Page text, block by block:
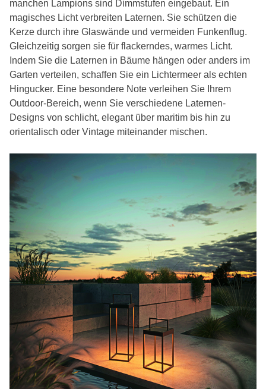
manchen Lampions sind Dimmstufen eingebaut. Ein
magisches Licht verbreiten Laternen. Sie schützen die
Kerze durch ihre Glaswände und vermeiden Funkenflug.
Gleichzeitig sorgen sie für flackerndes, warmes Licht.
Indem Sie die Laternen in Bäume hängen oder anders im
Garten verteilen, schaffen Sie ein Lichtermeer als echten
Hingucker. Eine besondere Note verleihen Sie Ihrem
Outdoor-Bereich, wenn Sie verschiedene Laternen-
Designs von schlicht, elegant über maritim bis hin zu
orientalisch oder Vintage miteinander mischen.